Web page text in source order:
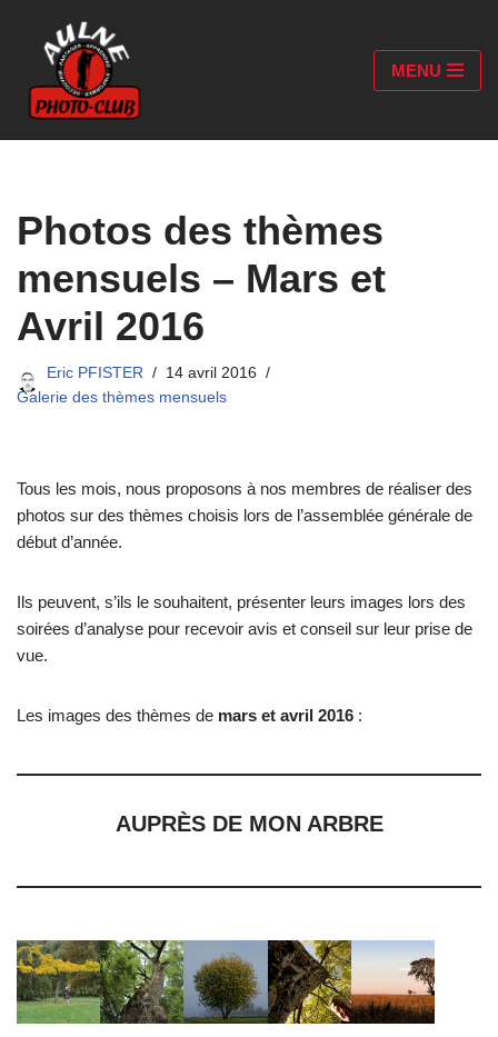
Aller
au
contenu
MENU
Photos des thèmes
mensuels – Mars et
Avril 2016
Eric PFISTER
14 avril 2016
Galerie des thèmes mensuels
Tous les mois, nous proposons à nos membres de réaliser des
photos sur des thèmes choisis lors de l’assemblée générale de
début d’année.
Ils peuvent, s’ils le souhaitent, présenter leurs images lors des
soirées d’analyse pour recevoir avis et conseil sur leur prise de
vue.
Les images des thèmes de mars et avril 2016 :
AUPRÈS DE MON ARBRE